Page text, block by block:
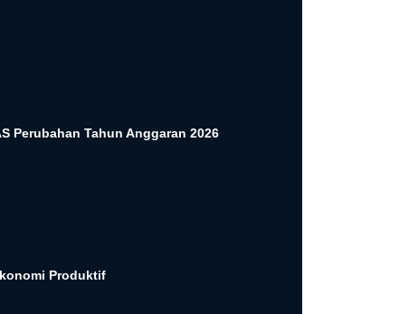
Perubahan Tahun Anggaran 2026
Produktif